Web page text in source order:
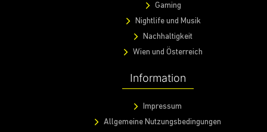
Gaming
Nightlife und Musik
Nachhaltigkeit
Wien und Österreich
Information
Impressum
Allgemeine Nutzungsbedingungen